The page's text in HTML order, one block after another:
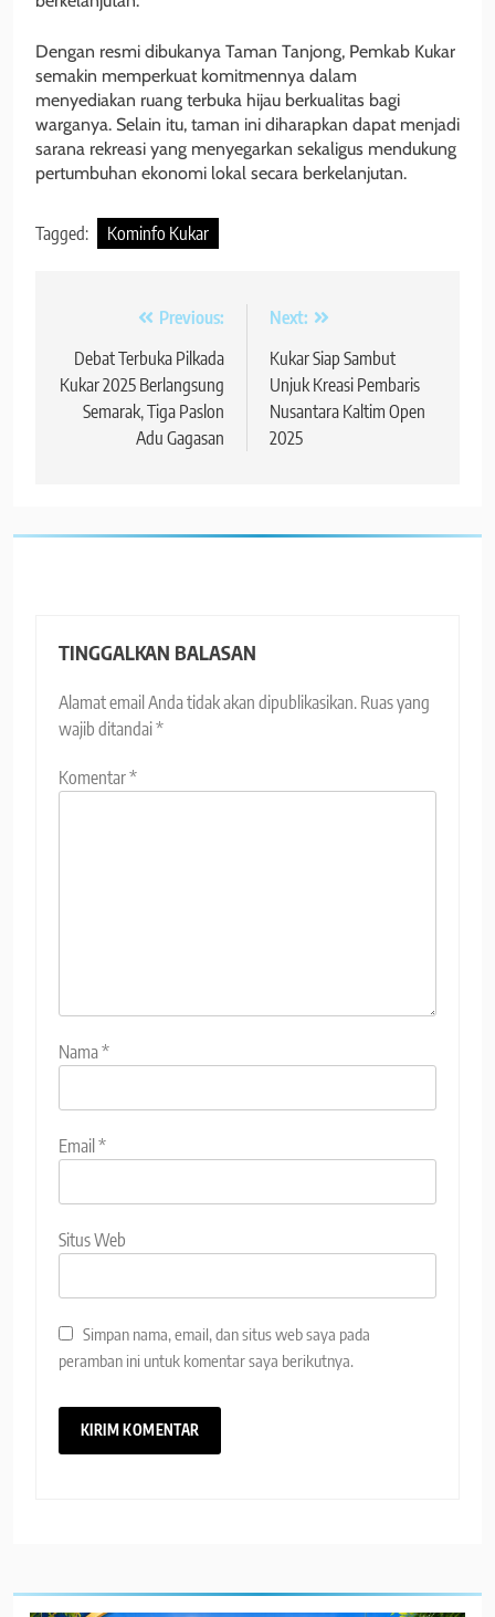
Dengan resmi dibukanya Taman Tanjong, Pemkab Kukar
semakin memperkuat komitmennya dalam
menyediakan ruang terbuka hijau berkualitas bagi
warganya. Selain itu, taman ini diharapkan dapat menjadi
sarana rekreasi yang menyegarkan sekaligus mendukung
pertumbuhan ekonomi lokal secara berkelanjutan.
Tagged: Kominfo Kukar
Navigasi
pos
Previous:
Debat Terbuka Pilkada
Kukar 2025 Berlangsung
Semarak, Tiga Paslon
Adu Gagasan
Next:
Kukar Siap Sambut
Unjuk Kreasi Pembaris
Nusantara Kaltim Open
2025
TINGGALKAN BALASAN
Alamat email Anda tidak akan dipublikasikan. Ruas yang
wajib ditandai*
Komentar*
Nama*
Email *
Situs Web
Simpan nama, email, dan situs web saya pada
peramban ini untuk komentar saya berikutnya.